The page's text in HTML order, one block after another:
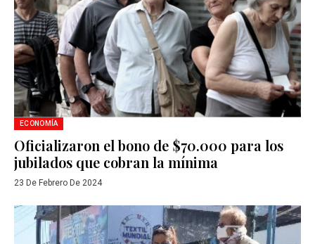
ECONOMÍA
Oficializaron el bono de $70.000 para los
jubilados que cobran la mínima
23 De Febrero De 2024